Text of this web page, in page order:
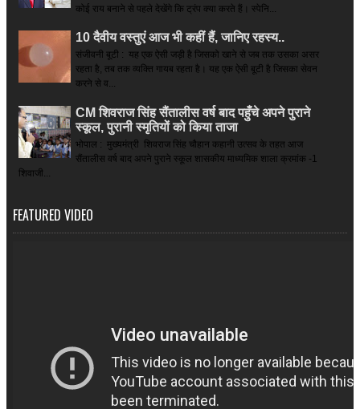
कोई राय बनाने से पहले देखेंगे कि ट्रंप क्या करते हैं। स्पेनि...
10 दैवीय वस्तुएं आज भी कहीं हैं, जानिए रहस्य..
संजीवनी बूटी : यह एक ऐसी जड़ी है जिसको खाने से जब तक उसका असर
रहता है, तब तक व्यक्ति गायब रहता है। यह एक ऐसी बूटी है जिसका सेवन
करने से व...
CM शिवराज सिंह सैंतालीस वर्ष बाद पहुँचे अपने पुराने
स्कूल, पुरानी स्मृतियों को किया ताजा
भोपाल : मुख्यमंत्री शिवराज सिंह चौहान कहानी उत्सव के तहत आज
सैंतालीस वर्ष बाद अपने पुराने स्कूल शासकीय माध्यमिक शाला क्रमांक -1
शिवाजी...
FEATURED VIDEO